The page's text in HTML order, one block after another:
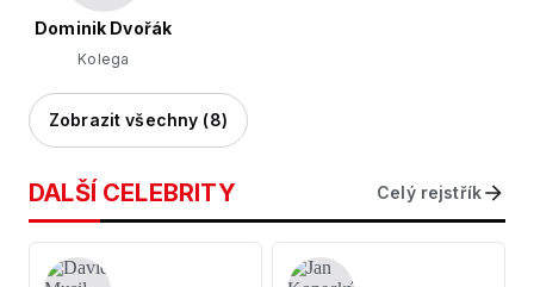
Dominik Dvořák
Kolega
Zobrazit všechny (8)
DALŠÍ CELEBRITY Celý rejstřík